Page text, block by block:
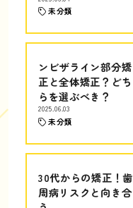
未分類
ンビザライン部分矯
正と全体矯正？どち
らを選ぶべき？
2025.06.03
未分類
30代からの矯正！歯
周病リスクと向き合